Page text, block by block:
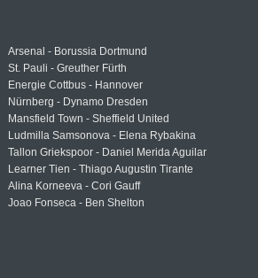
Arsenal - Borussia Dortmund
St. Pauli - Greuther Fürth
Energie Cottbus - Hannover
Nürnberg - Dynamo Dresden
Mansfield Town - Sheffield United
Ludmilla Samsonova - Elena Rybakina
Tallon Griekspoor - Daniel Merida Aguilar
Learner Tien - Thiago Augustin Tirante
Alina Korneeva - Cori Gauff
Joao Fonseca - Ben Shelton